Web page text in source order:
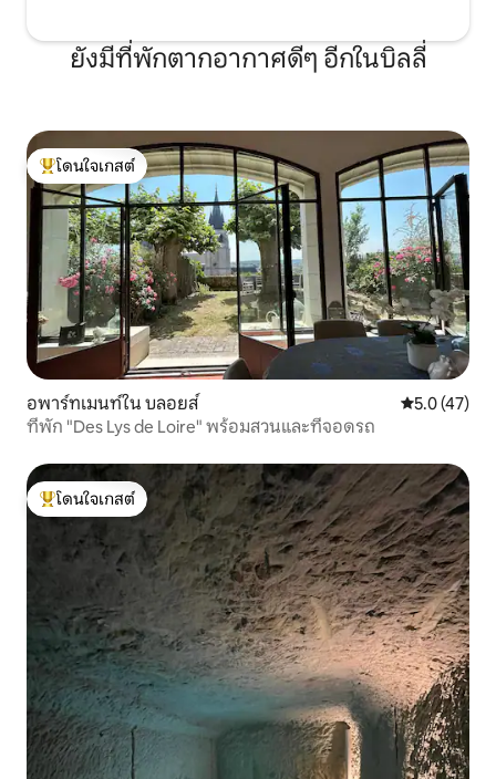
ยังมีที่พักตากอากาศดีๆ อีกในบิลลี่
โดนใจเกสต์ที่สุด
โดนใจเกสต์
อพาร์ทเมนท์ใน บลอยส์ คะแนนเฉลี่ย
5.0 (47)
ที่พัก "Des Lys de Loire" พร้อมสวนและที่จอดรถ
โดนใจเกสต์ที่สุด
โดนใจเกสต์